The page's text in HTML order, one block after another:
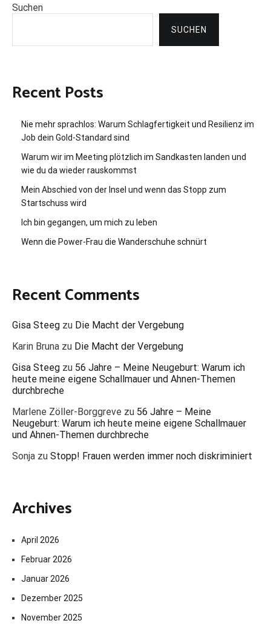
Suchen
SUCHEN
Recent Posts
Nie mehr sprachlos: Warum Schlagfertigkeit und Resilienz im
Job dein Gold-Standard sind
Warum wir im Meeting plötzlich im Sandkasten landen und
wie du da wieder rauskommst
Mein Abschied von der Insel und wenn das Stopp zum
Startschuss wird
Ich bin gegangen, um mich zu leben
Wenn die Power-Frau die Wanderschuhe schnürt
Recent Comments
Gisa Steeg zu Die Macht der Vergebung
Karin Bruna zu Die Macht der Vergebung
Gisa Steeg zu 56 Jahre – Meine Neugeburt: Warum ich
heute meine eigene Schallmauer und Ahnen-Themen
durchbreche
Marlene Zöller-Borggreve zu 56 Jahre – Meine
Neugeburt: Warum ich heute meine eigene Schallmauer
und Ahnen-Themen durchbreche
Sonja zu Stopp! Frauen werden immer noch diskriminiert
Archives
April 2026
Februar 2026
Januar 2026
Dezember 2025
November 2025